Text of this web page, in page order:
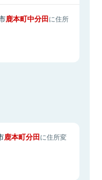
鹿本町中分田に住所
鹿本町分田に住所変